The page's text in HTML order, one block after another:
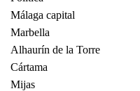
Málaga capital
Marbella
Alhaurín de la Torre
Cártama
Mijas